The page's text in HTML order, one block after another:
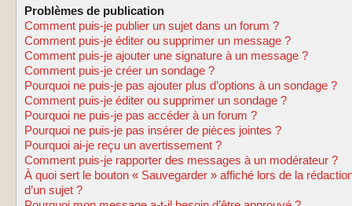
Problèmes de publication
Comment puis-je publier un sujet dans un forum ?
Comment puis-je éditer ou supprimer un message ?
Comment puis-je ajouter une signature à un message ?
Comment puis-je créer un sondage ?
Pourquoi ne puis-je pas ajouter plus d’options à un sondage ?
Comment puis-je éditer ou supprimer un sondage ?
Pourquoi ne puis-je pas accéder à un forum ?
Pourquoi ne puis-je pas insérer de pièces jointes ?
Pourquoi ai-je reçu un avertissement ?
Comment puis-je rapporter des messages à un modérateur ?
À quoi sert le bouton « Sauvegarder » affiché lors de la
d’un sujet ?